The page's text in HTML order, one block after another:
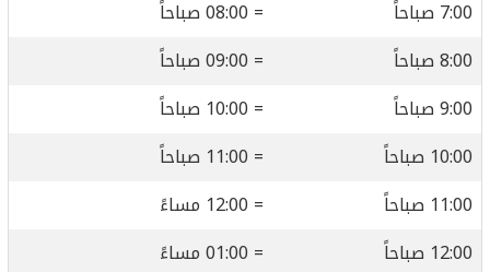
7:00 صباحاً
= 08:00 صباحاً
8:00 صباحاً
= 09:00 صباحاً
9:00 صباحاً
= 10:00 صباحاً
10:00 صباحاً
= 11:00 صباحاً
11:00 صباحاً
= 12:00 مساءً
12:00 صباحاً
= 01:00 مساءً